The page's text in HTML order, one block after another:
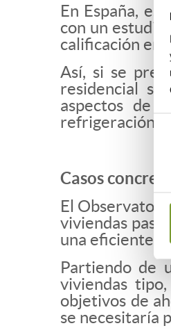
En España,
con un
calificación
Así, si se
residencial
aspectos de
refrigeración y
Casos concretos
El
viviendas
una eficiente,
Partiendo de
viviendas
objetivos de
se necesitaría